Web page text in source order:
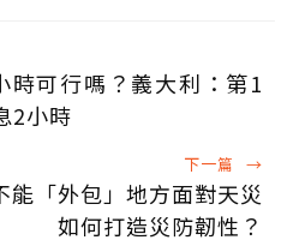
時可行嗎？義大利：第1
2小時
下一篇 →
能「外包」地方面對天災
如何打造災防韌性？